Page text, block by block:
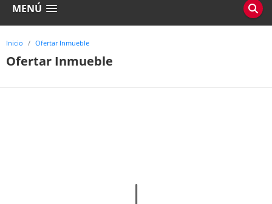
MENÚ
Inicio Ofertar Inmueble
Ofertar Inmueble